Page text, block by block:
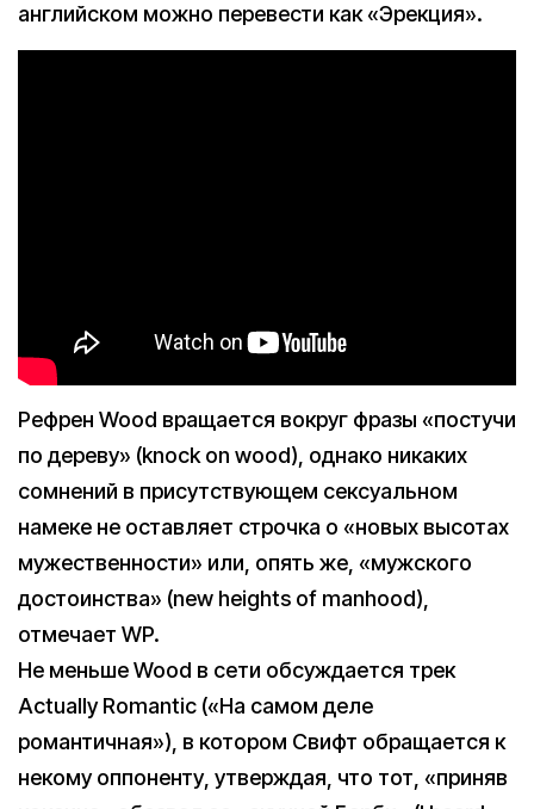
английском можно перевести как «Эрекция».
Рефрен Wood вращается вокруг фразы «постучи
по дереву» (knock on wood), однако никаких
сомнений в присутствующем сексуальном
намеке не оставляет строчка о «новых высотах
мужественности» или, опять же, «мужского
достоинства» (new heights of manhood),
отмечает WP.
Не меньше Wood в сети обсуждается трек
Actually Romantic («На самом деле
романтичная»), в котором Свифт обращается к
некому оппоненту, утверждая, что тот, «приняв